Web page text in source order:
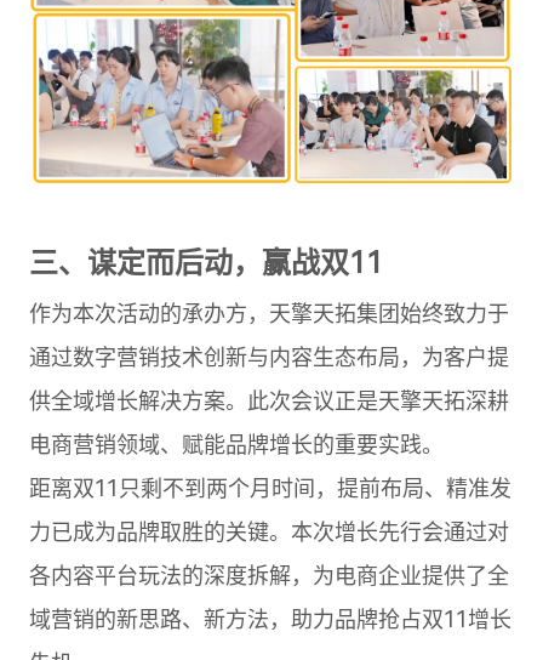
三、谋定而后动，赢战双11
作为本次活动的承办方，天擎天拓集团始终致力于
通过数字营销技术创新与内容生态布局，为客户提
供全域增长解决方案。此次会议正是天擎天拓深耕
电商营销领域、赋能品牌增长的重要实践。
距离双11只剩不到两个月时间，提前布局、精准发
力已成为品牌取胜的关键。本次增长先行会通过对
各内容平台玩法的深度拆解，为电商企业提供了全
域营销的新思路、新方法，助力品牌抢占双11增长